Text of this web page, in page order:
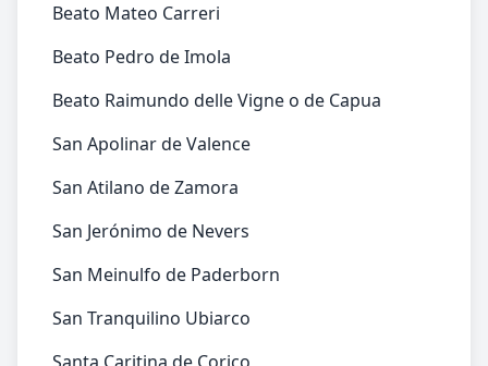
Beato Mateo Carreri
Beato Pedro de Imola
Beato Raimundo delle Vigne o de Capua
San Apolinar de Valence
San Atilano de Zamora
San Jerónimo de Nevers
San Meinulfo de Paderborn
San Tranquilino Ubiarco